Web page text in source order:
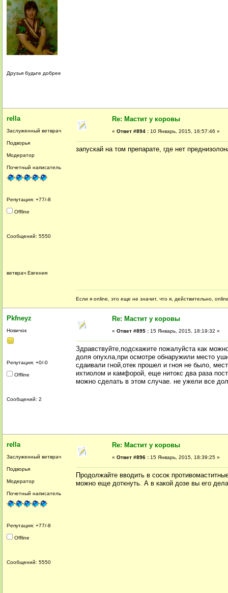
Друзья будьте добрее
rella
Заслуженный ветврач
Подворья
Модератор
Почетный написатель
Репутация: +77/-8
Offline
Сообщений: 5550
ветврач Евгения
Re: Мастит у коровы
« Ответ #894 : 10 Январь, 2015, 16:57:46 »
запускай на том препарате, где нет
Если я online, это еще не значит, что я, действительно,
Pkfneyz
Новичок
Репутация: +0/-0
Offline
Сообщений: 2
Re: Мастит у коровы
« Ответ #895 : 15 Январь, 2015, 18:19:32 »
Здравствуйте,подскажите пожалуйста как
доля опухла,при осмотре обнаружили место
сдаивали гной,отек прошел и гноя не было,
ихтиолом и камфорой, еще нитокс два раза
можно сделать в этом случае. не ужели все
rella
Заслуженный ветврач
Подворья
Модератор
Почетный написатель
Репутация: +77/-8
Offline
Сообщений: 5550
Re: Мастит у коровы
« Ответ #896 : 15 Январь, 2015, 18:39:25 »
Продолжайте вводить в сосок
можно еще доткнуть. А в какой дозе вы его